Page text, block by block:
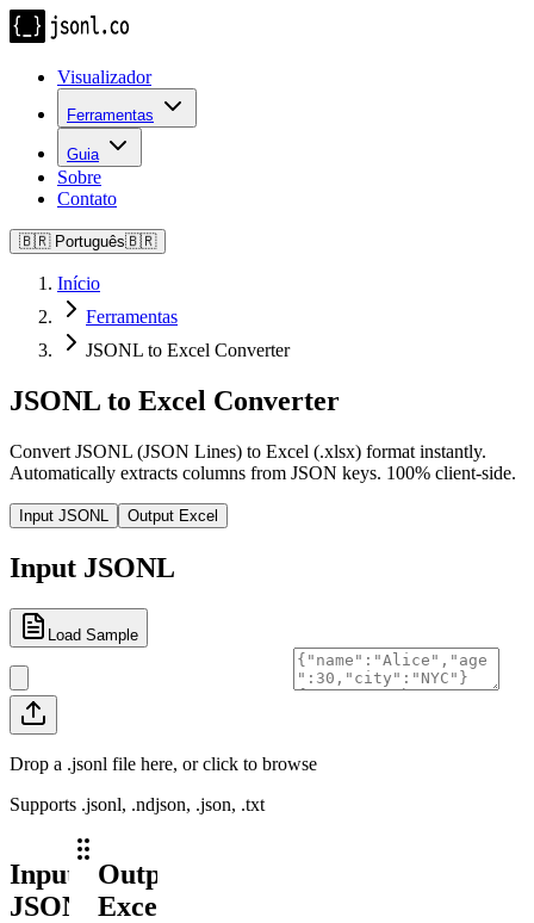
Visualizador
Ferramentas
Guia
Sobre
Contato
🇧🇷 Português🇧🇷
Início
Ferramentas
JSONL to Excel Converter
JSONL to Excel Converter
Convert JSONL (JSON Lines) to Excel (.xlsx) format instantly.
Automatically extracts columns from JSON keys. 100% client-side.
Input JSONL Output Excel
Input JSONL
Load Sample
Drop a .jsonl file here, or click to browse
Supports .jsonl, .ndjson, .json, .txt
Input
JSONL
Output
Excel